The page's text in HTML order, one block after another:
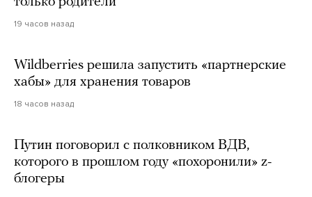
19 часов назад
Wildberries решила запустить «партнерские
хабы» для хранения товаров
18 часов назад
Путин поговорил с полковником ВДВ,
которого в прошлом году «похоронили» z-
блогеры